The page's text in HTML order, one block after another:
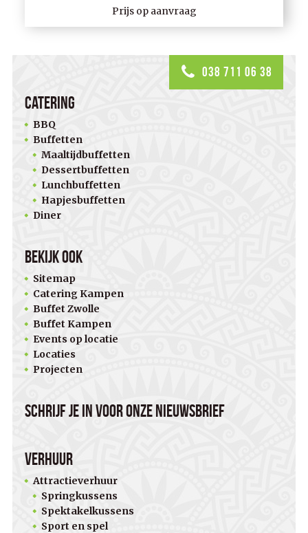
Prijs op aanvraag
038 711 06 38
Catering
BBQ
Buffetten
Maaltijdbuffetten
Dessertbuffetten
Lunchbuffetten
Hapjesbuffetten
Diner
Bekijk ook
Sitemap
Catering Kampen
Buffet Zwolle
Buffet Kampen
Events op locatie
Locaties
Projecten
Schrijf je in voor onze nieuwsbrief
Verhuur
Attractieverhuur
Springkussens
Spektakelkussens
Sport en spel